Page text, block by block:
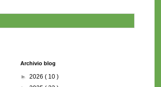
Archivio blog
► 2026 ( 10 )